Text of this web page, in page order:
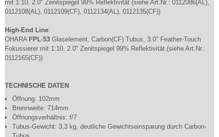
mit 1:10, 2.0" Zenitspiegel 99% Reflektivität (siehe Art.Nr.: 0112086(AL),
0112108(AL), 0112109(CF), 0112134(AL), 0112135(CF))
High-End Line:
OHARA FPL-53 Glaselement, Carbon(CF) Tubus, 3.0" Feather-Touch
Fokussierer mit 1:10, 2.0" Zenitspiegel 99% Reflektivität (siehe Art.Nr.:
0112165(CF))
TECHNISCHE DATEN
Öffnung: 102mm
Brennweite: 714mm
Öffnungsverhältnis: f/7
Tubus-Gewicht: 3,3 kg, deutliche Gewichtseinsparung durch Carbon-